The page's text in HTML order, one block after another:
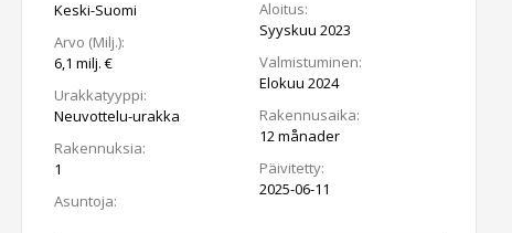
Keski-Suomi
Arvo (Milj.):
6,1 milj. €
Urakkatyyppi:
Neuvottelu-urakka
Rakennuksia:
1
Asuntoja:
Aloitus:
Syyskuu 2023
Valmistuminen:
Elokuu 2024
Rakennusaika:
12 månader
Päivitetty:
2025-06-11